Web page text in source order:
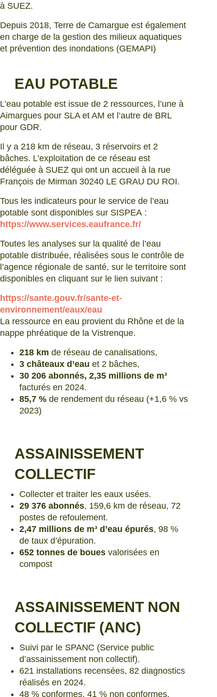
à SUEZ.
Depuis 2018, Terre de Camargue est également
en charge de la gestion des milieux aquatiques
et prévention des inondations (GEMAPI)
EAU POTABLE
L’eau potable est issue de 2 ressources, l’une à
Aimargues pour SLA et AM et l’autre de BRL
pour GDR.
Il y a 218 km de réseau, 3 réservoirs et 2
bâches. L’exploitation de ce réseau est
déléguée à SUEZ qui ont un accueil à la rue
François de Mirman 30240 LE GRAU DU ROI.
Tous les indicateurs pour le service de l’eau
potable sont disponibles sur SISPEA :
https://www.services.eaufrance.fr/
Toutes les analyses sur la qualité de l’eau
potable distribuée, réalisées sous le contrôle de
l’agence régionale de santé, sur le territoire sont
disponibles en cliquant sur le lien suivant :
https://sante.gouv.fr/sante-et-
environnement/eaux/eau
La ressource en eau provient du Rhône et de la
nappe phréatique de la Vistrenque.
218 km de réseau de canalisations,
3 châteaux d’eau et 2 bâches,
30 206 abonnés, 2,35 millions de m³
facturés en 2024.
85,7 % de rendement du réseau (+1,6 % vs
2023)
ASSAINISSEMENT
COLLECTIF
Collecter et traiter les eaux usées.
29 376 abonnés, 159,6 km de réseau, 72
postes de refoulement.
2,47 millions de m³ d’eau épurés, 98 %
de taux d’épuration.
652 tonnes de boues valorisées en
compost
ASSAINISSEMENT NON
COLLECTIF (ANC)
Suivi par le SPANC (Service public
d’assainissement non collectif).
621 installations recensées, 82 diagnostics
réalisés en 2024.
48 % conformes, 41 % non conformes,